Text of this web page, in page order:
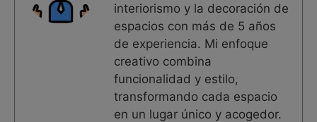
interiorismo y la decoración de
espacios con más de 5 años
de experiencia. Mi enfoque
creativo combina
funcionalidad y estilo,
transformando cada espacio
en un lugar único y acogedor.